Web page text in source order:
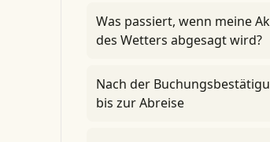
Was passiert, wenn meine
des Wetters abgesagt wird?
Nach der
bis zur Abreise